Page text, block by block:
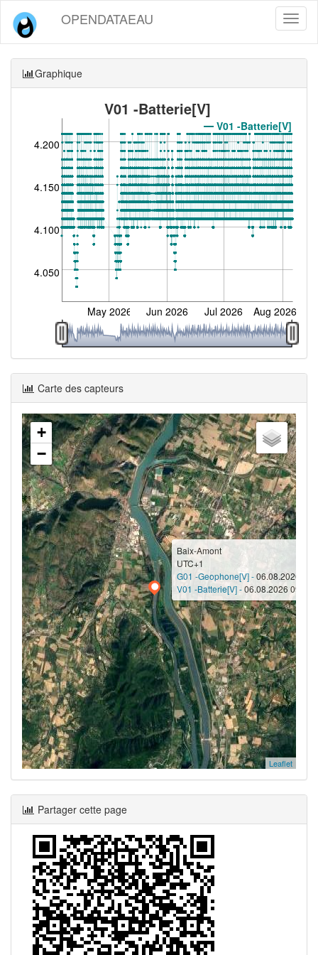
OPENDATAEAU
Graphique
V01 -Batterie[V]
V01 -Batterie[V]
4.050
4.100
4.150
4.200
May 2026 Jun 2026 Jul 2026 Aug 2026
Carte des capteurs
Baix-Amont
UTC+1
G01 -Geophone[V] -06.08.2026
V01 -Batterie[V] -06.08.2026 09:03
+
−
Leaflet
Partager cette page